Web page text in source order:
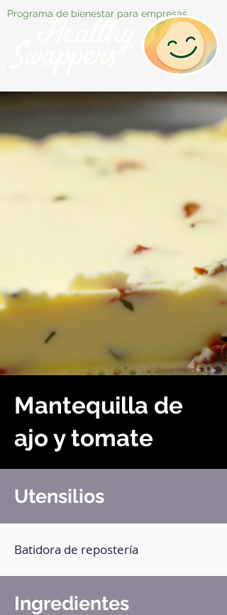
Programa de bienestar para empresas
Mantequilla de
ajo y tomate
Utensilios
Batidora de repostería
Ingredientes